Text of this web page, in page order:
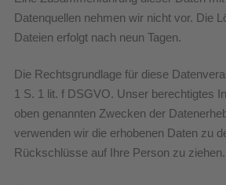
Datenquellen nehmen wir nicht vor. Die
Dateien erfolgt nach neun Tagen.
Die Rechtsgrundlage für diese
1 S. 1 lit. f DSGVO. Unser berechtigtes
oben genannten Zwecken der
verwenden wir die erhobenen Daten zu
Rückschlüsse auf Ihre Person zu ziehen.